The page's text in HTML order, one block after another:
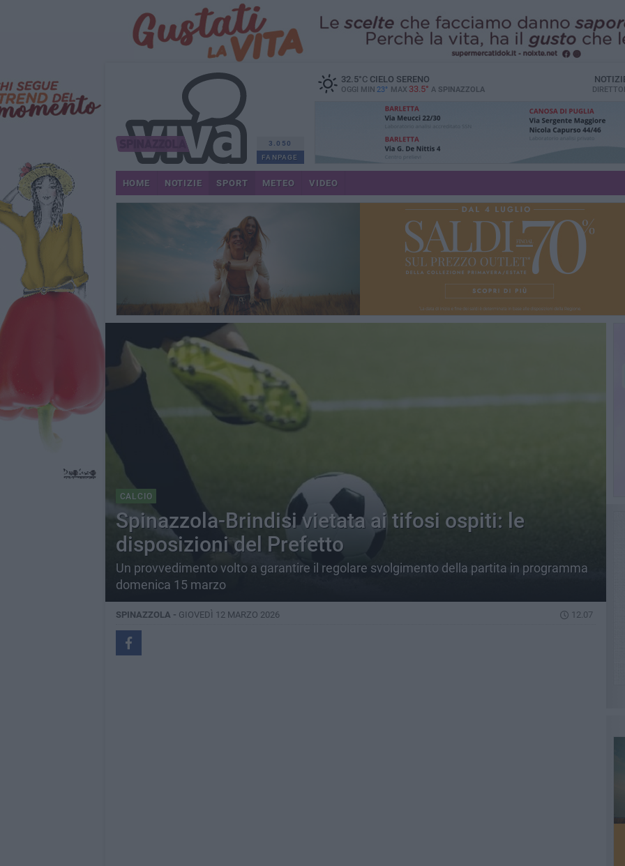
3.050
FANPAGE
32.5°CCIELO SERENO
OGGI MIN 23° MAX 33.5° A SPINAZZOLA
HOME NOTIZIE SPORT METEO VIDEO
CALCIO
Spinazzola-Brindisi vietata ai tifosi ospiti: le
disposizioni del Prefetto
Un provvedimento volto a garantire il regolare svolgimento della partita in programma
domenica 15 marzo
SPINAZZOLA - GIOVEDÌ 12 MARZO 2026 12.07